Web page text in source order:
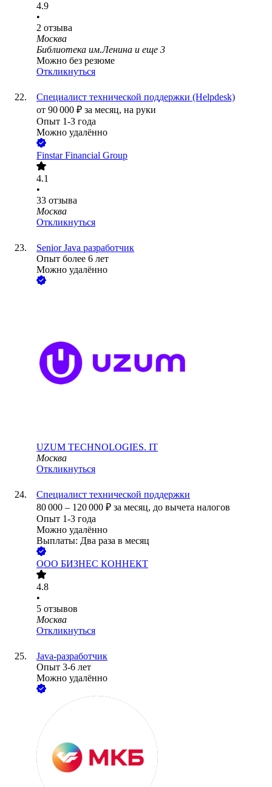
4.9
•
2 отзыва
Москва
Библиотека им.Ленина и еще 3
Можно без резюме
Откликнуться
Специалист технической поддержки (Helpdesk)
от 90 000 ₽ за месяц, на руки
Опыт 1-3 года
Можно удалённо
Finstar Financial Group
4.1
•
33 отзыва
Москва
Откликнуться
Senior Java разработчик
Опыт более 6 лет
Можно удалённо
UZUM TECHNOLOGIES. IT
Москва
Откликнуться
Специалист технической поддержки
80 000 – 120 000 ₽ за месяц, до вычета налогов
Опыт 1-3 года
Можно удалённо
Выплаты: Два раза в месяц
ООО БИЗНЕС КОННЕКТ
4.8
•
5 отзывов
Москва
Откликнуться
Java-разработчик
Опыт 3-6 лет
Можно удалённо